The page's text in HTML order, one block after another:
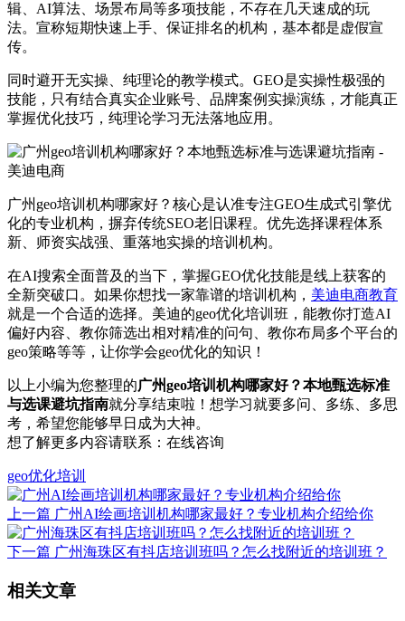
辑、AI算法、场景布局等多项技能，不存在几天速成的玩
法。宣称短期快速上手、保证排名的机构，基本都是虚假宣
传。
同时避开无实操、纯理论的教学模式。GEO是实操性极强的
技能，只有结合真实企业账号、品牌案例实操演练，才能真正
掌握优化技巧，纯理论学习无法落地应用。
广州geo培训机构哪家好？核心是认准专注GEO生成式引擎优
化的专业机构，摒弃传统SEO老旧课程。优先选择课程体系
新、师资实战强、重落地实操的培训机构。
在AI搜索全面普及的当下，掌握GEO优化技能是线上获客的
全新突破口。如果你想找一家靠谱的培训机构， 美迪电商教育
就是一个合适的选择。美迪的geo优化培训班，能教你打造AI
偏好内容、教你筛选出相对精准的问句、教你布局多个平台的
geo策略等等，让你学会geo优化的知识！
以上小编为您整理的广州geo培训机构哪家好？本地甄选标准
与选课避坑指南就分享结束啦！想学习就要多问、多练、多思
考，希望您能够早日成为大神。
想了解更多内容请联系： 在线咨询
geo优化培训
上一篇 广州AI绘画培训机构哪家最好？专业机构介绍给你
下一篇 广州海珠区有抖店培训班吗？怎么找附近的培训班？
相关文章